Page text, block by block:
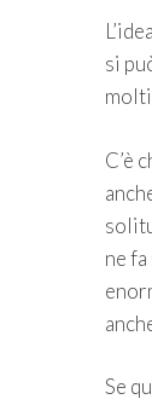
si
C’è
ne
Se